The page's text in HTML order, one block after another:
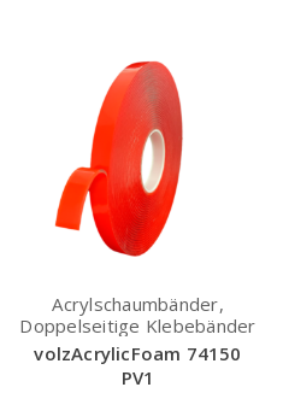
Acrylschaumbänder,
Doppelseitige Klebebänder
volzAcrylicFoam 74150
PV1